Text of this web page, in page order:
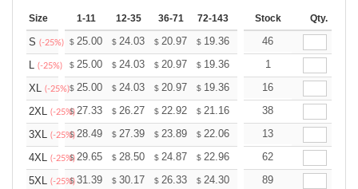
Size 1-11 12-35 36-71 72-143 144-287 288 + More
Stock Qty.
S (-25%) $ 25.00 $ 24.03 $ 20.97 $ 19.36 18.39
46
L (-25%) $ 25.00 $ 24.03 $ 20.97 $ 19.36 18.39
1
XL (-25%)$ 25.00 $ 24.03 $ 20.97 $ 19.36 18.39
16
2XL (-25%)
$27.33 $ 26.27 $ 22.92 $ 21.16 20.10
38
3XL (-25%)
$28.49 $ 27.39 $ 23.89 $ 22.06 20.95
13
4XL (-25%)
$29.65 $ 28.50 $ 24.87 $ 22.96 21.81
62
5XL (-25%)
$31.39 $ 30.17 $ 26.33 $ 24.30 23.08
89